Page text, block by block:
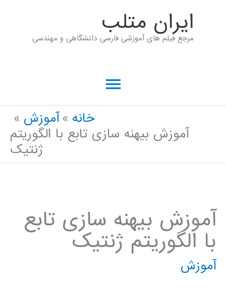
ايران متلب
مرجع فیلم های آموزشی فارسی دانشگاهی و مهندسی
فهرست
اصلی
خانه
آموزش
آموزش بیهنه سازی تابع با الگوریتم
ژنتیک
آموزش بیهنه سازی تابع
با الگوریتم ژنتیک
آموزش